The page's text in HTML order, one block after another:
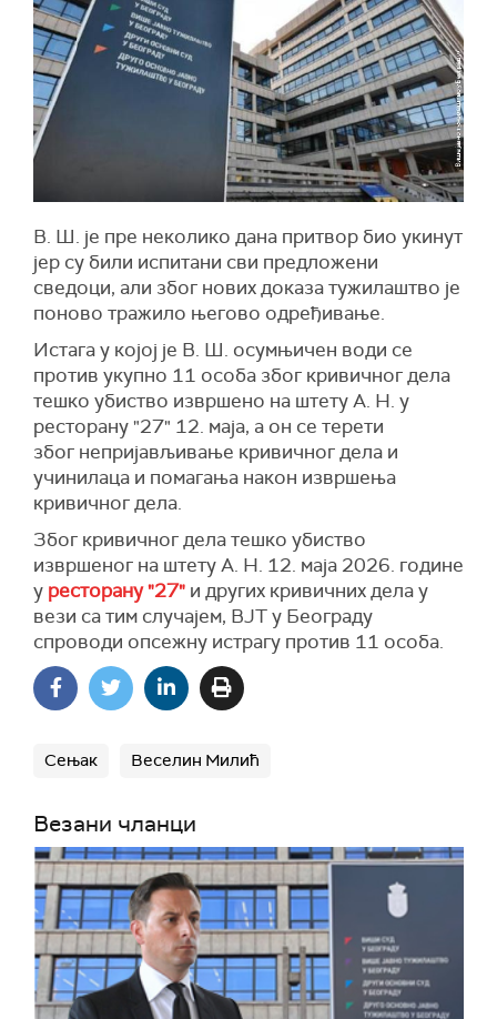
В. Ш. је пре неколико дана притвор био укинут
јер су били испитани сви предложени
сведоци, али због нових доказа тужилаштво је
поново тражило његово одређивање.
Истага у којој је В. Ш. осумњичен води се
против укупно 11 особа због кривичног дела
тешко убиство извршено на штету А. Н. у
ресторану "27" 12. маја, а он се терети
због непријављивање кривичног дела и
учинилаца и помагања након извршења
кривичног дела.
Због кривичног дела тешко убиство
извршеног на штету А. Н. 12. маја 2026. године
у ресторану "27" и других кривичних дела у
вези са тим случајем, ВЈТ у Београду
спроводи опсежну истрагу против 11 особа.
Сењак Веселин Милић
Везани чланци